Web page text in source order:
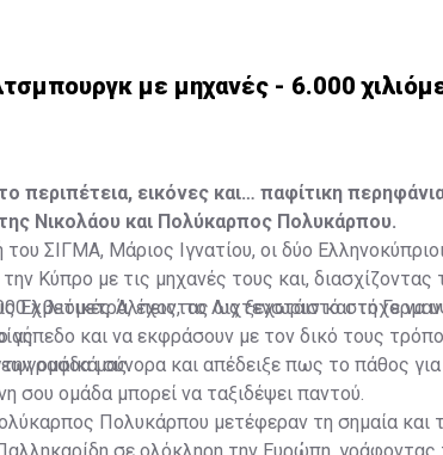
με μηχανές - 6.000
περιπέτεια, εικόνες και… παφίτικη
Νικολάου και Πολύκαρπος Πολυκάρπου.
ΣΙΓΜΑ, Μάριος Ιγνατίου, οι δύο
Κύπρο με τις μηχανές τους και, διασχίζοντας
Ελβετικές Άλπεις, το Λιχτενστάιν και τη
χιλιόμετρα, έχοντας ως ξεχωριστό στόχο να
και να εκφράσουν με τον δικό τους
ομάδα μας.σύνορα και απέδειξε πως το πάθος
σου ομάδα μπορεί να ταξιδέψει παντού.
Πολυκάρπου μετέφεραν τη σημαία και
σε ολόκληρη την Ευρώπη, γράφοντας